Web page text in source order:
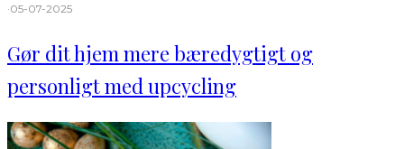
·05-07-2025
Gør dit hjem mere bæredygtigt og
personligt med upcycling